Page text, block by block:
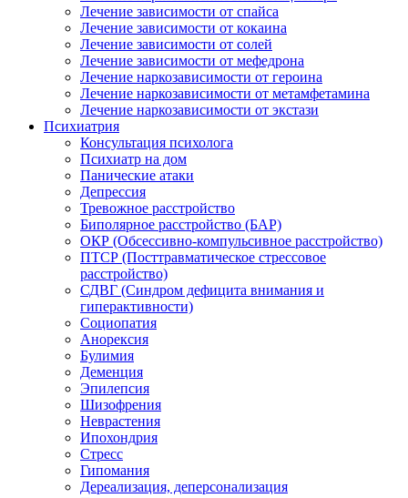
Лечение зависимости от спайса
Лечение зависимости от кокаина
Лечение зависимости от солей
Лечение зависимости от мефедрона
Лечение наркозависимости от героина
Лечение наркозависимости от метамфетамина
Лечение наркозависимости от экстази
Психиатрия
Консультация психолога
Психиатр на дом
Панические атаки
Депрессия
Тревожное расстройство
Биполярное расстройство (БАР)
ОКР (Обсессивно-компульсивное расстройство)
ПТСР (Посттравматическое стрессовое
расстройство)
СДВГ (Синдром дефицита внимания и
гиперактивности)
Социопатия
Анорексия
Булимия
Деменция
Эпилепсия
Шизофрения
Неврастения
Ипохондрия
Стресс
Гипомания
Дереализация, деперсонализация